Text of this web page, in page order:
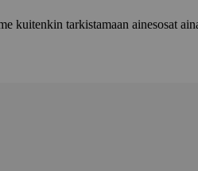
kuitenkin tarkistamaan ainesosat